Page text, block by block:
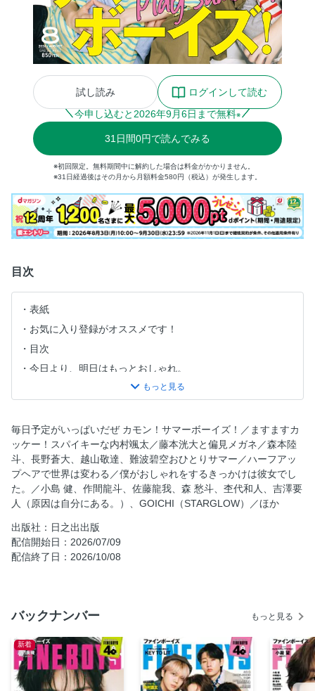
試し読み
ログインして読む
今申し込むと 2026年9月6日まで無料※
31 日間0円で読んでみる
※初回限定。無料期間中に解約した場合は料金がかかりません。
※31日経過後はその月から月額料金580円（税込）が発生します。
目次
表紙
お気に入り登録がオススメです！
目次
今日より、明日はもっとおしゃれ。
カモン！サマーボーイズ！
タンクトップはどう着よう？はだけて、夏。
海は行かないシティ派の俺だけど夏は海を感じていたい。
「東京に染まったな～」夏の帰省で言われるゼ？
色白キープの夏にする
これからの男子メイク
今日の現場
僕のスキなこと。
ウチの大学のスゴい人。
このナツ５人が暴れまくる めっちゃえんじょいKEY TO LIT
夜更かし映画
365日、日焼け止め宣言
偏見メガネ
毎日予定がいっぱいだぜ カモン！サマーボーイズ！／ますますカ
ッケー！スパイキーな内村颯太／藤本洸大と偏見メガネ／森本陸
斗、長野蒼大、越山敬達、難波碧空おひとりサマー／ハーフアッ
プヘアで世界は変わる／僕がおしゃれをするきっかけは彼女でし
た。／小島 健、作間龍斗、佐藤龍我、森 愁斗、杢代和人、吉澤要
人（原因は自分にある。）、GOICHI（STARGLOW）／ほか
出版社：日之出出版
配信開始日：2026/07/09
配信終了日：2026/10/08
バックナンバー もっと見る
新着